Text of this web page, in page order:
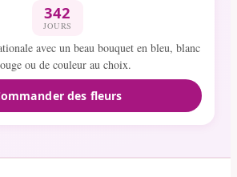
342
JOURS
avec un beau bouquet en bleu, blanc
ou de couleur au choix.
des fleurs